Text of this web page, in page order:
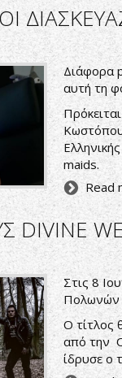
Διάφορα
αυτή τη
maids.
Read
DIVINE
Στις 8
Πολωνών
O τίτλος
από την
ίδρυσε ο